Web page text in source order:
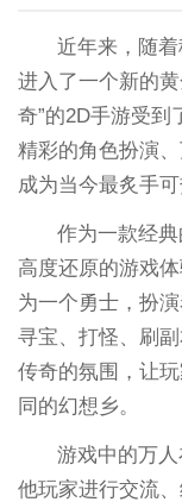
近年来，随
进入了一个新的
奇”的2D手游受到
精彩的角色扮演
成为当今最炙手可
作为一款经
高度还原的游戏
为一个勇士，扮
寻宝、打怪、刷
传奇的氛围，让
同的幻想乡。
游戏中的万
他玩家进行交流